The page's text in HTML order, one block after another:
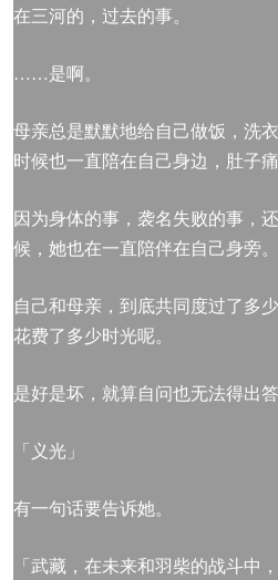
在三河的，过去的事。
……是啊。
母亲总是默默地给自己做饭，洗
时候也一直陪在自己身边，肚子痛
因为身体的事，袭名失败的事，
候，她也在一直陪伴在自己身旁。
自己和母亲，到底共同度过了多
花费了多少时光呢。
是好是坏，就算自问也无法得出答
「义光」
有一句话要告诉她。
「武藏，在未来和羽柴的战斗中